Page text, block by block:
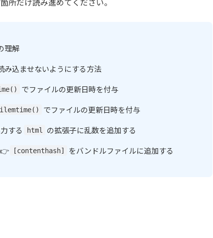
理解
み込ませないようにする方法
でファイルの更新日時を付与
でファイルの更新日時を付与
する html
の拡張子に乱数を追加する
[contenthash] をバンドルファイルに追加する